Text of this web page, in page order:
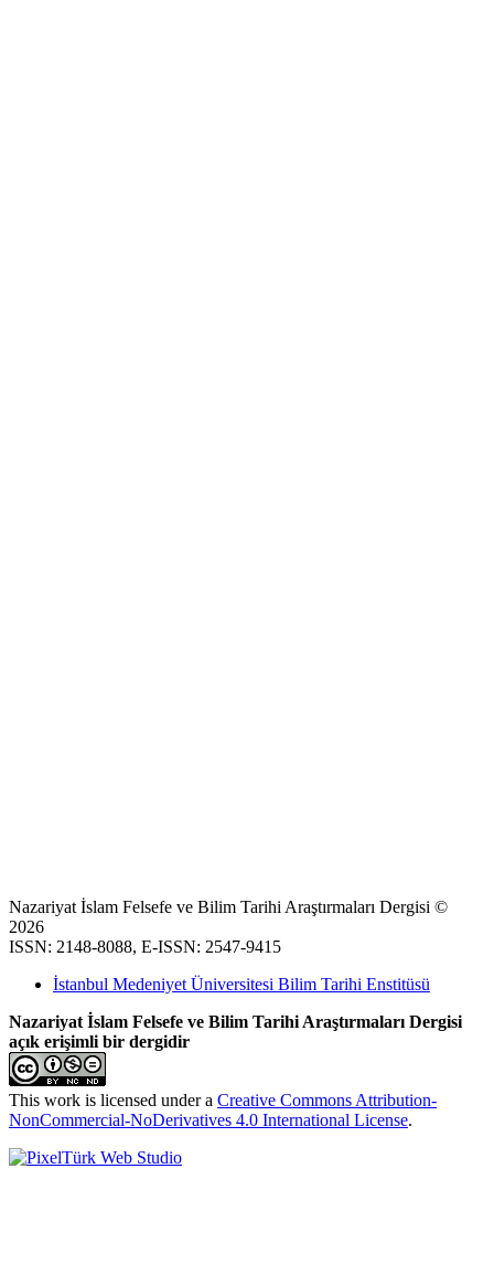
Nazariyat İslam Felsefe ve Bilim Tarihi Araştırmaları Dergisi ©
2026
ISSN: 2148-8088, E-ISSN: 2547-9415
İstanbul Medeniyet Üniversitesi Bilim Tarihi Enstitüsü
Nazariyat İslam Felsefe ve Bilim Tarihi Araştırmaları Dergisi
açık erişimli bir dergidir
This work is licensed under a Creative Commons Attribution-
NonCommercial-NoDerivatives 4.0 International License.